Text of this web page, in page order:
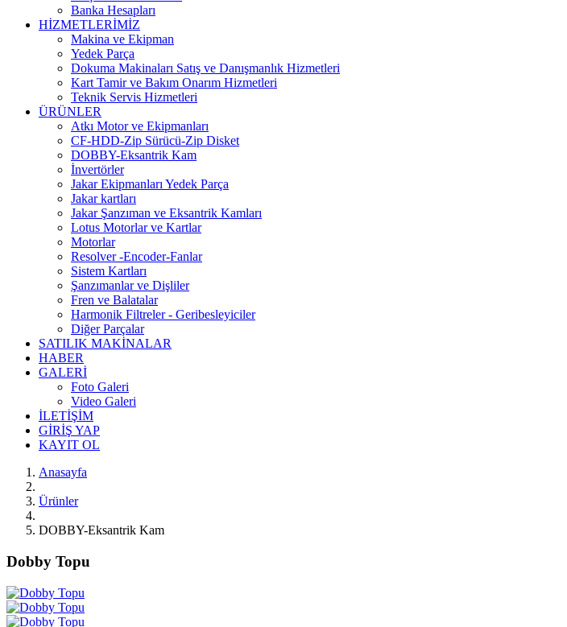
Banka Hesapları
HİZMETLERİMİZ
Makina ve Ekipman
Yedek Parça
Dokuma Makinaları Satış ve Danışmanlık Hizmetleri
Kart Tamir ve Bakım Onarım Hizmetleri
Teknik Servis Hizmetleri
ÜRÜNLER
Atkı Motor ve Ekipmanları
CF-HDD-Zip Sürücü-Zip Disket
DOBBY-Eksantrik Kam
İnvertörler
Jakar Ekipmanları Yedek Parça
Jakar kartları
Jakar Şanzıman ve Eksantrik Kamları
Lotus Motorlar ve Kartlar
Motorlar
Resolver -Encoder-Fanlar
Sistem Kartları
Şanzımanlar ve Dişliler
Fren ve Balatalar
Harmonik Filtreler - Geribesleyiciler
Diğer Parçalar
SATILIK MAKİNALAR
HABER
GALERİ
Foto Galeri
Video Galeri
İLETİŞİM
GİRİŞ YAP
KAYIT OL
Anasayfa
Ürünler
DOBBY-Eksantrik Kam
Dobby Topu